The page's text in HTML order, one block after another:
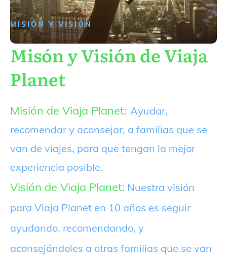
MISIÓN Y VISIÓN
Misón y Visión de Viaja
Planet
Misión de Viaja Planet: Ayudar,
recomendar y aconsejar, a familias que se
van de viajes, para que tengan la mejor
experiencia posible.
Visión de Viaja Planet: Nuestra visión
para Viaja Planet en 10 años es seguir
ayudando, recomendando, y
aconsejándoles a otras familias que se van